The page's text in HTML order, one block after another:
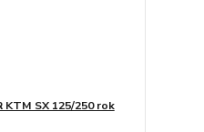
KTM SX 125/250 rok